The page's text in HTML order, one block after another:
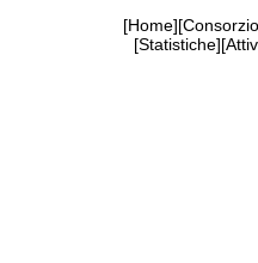
[Home
[Statistiche][